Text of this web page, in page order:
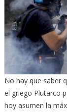
No hay que saber
el griego Plutarco
hoy asumen la